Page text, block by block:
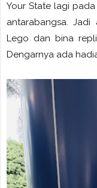
Your State lagi
antarabangsa.
Lego dan bina
Dengarnya ada